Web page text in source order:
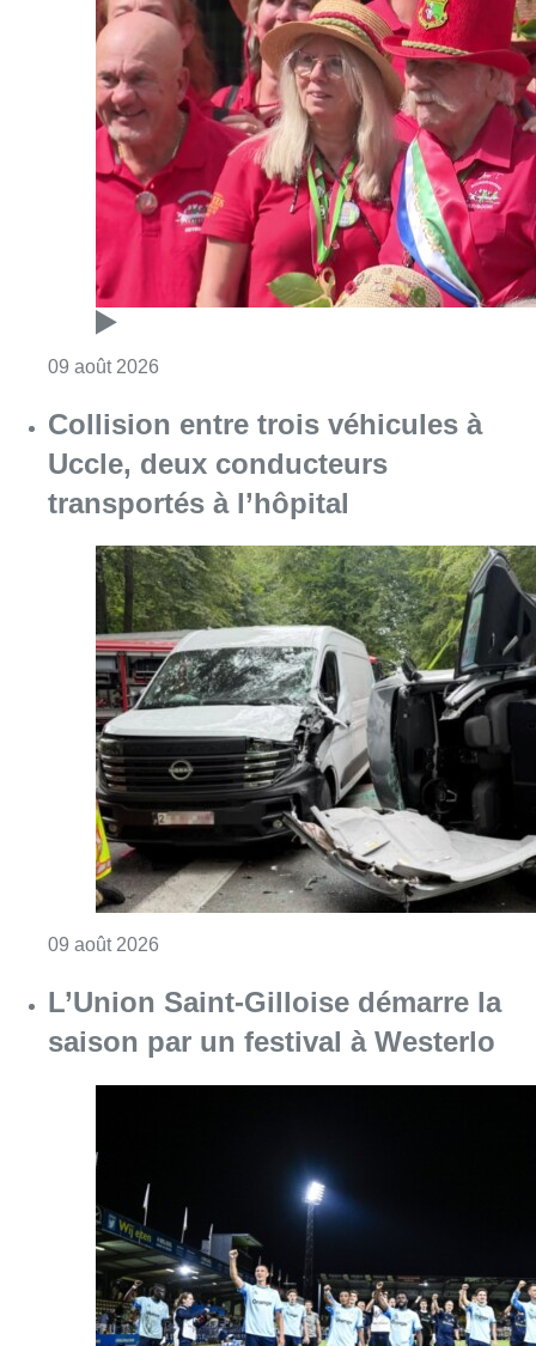
09 août 2026 Consulter l'article "Meyboom: Jean
Collision entre trois véhicules à
Uccle, deux conducteurs
transportés à l’hôpital
09 août 2026Consulter l'article "Collision entre trois
L’Union Saint-Gilloise démarre la
saison par un festival à Westerlo
09 août 2026 Consulter l'article "L’Union Saint-Gilloise
Partager l'article
Facebook
TwitterWhatsApp
Share
26 août 2019- 18h09